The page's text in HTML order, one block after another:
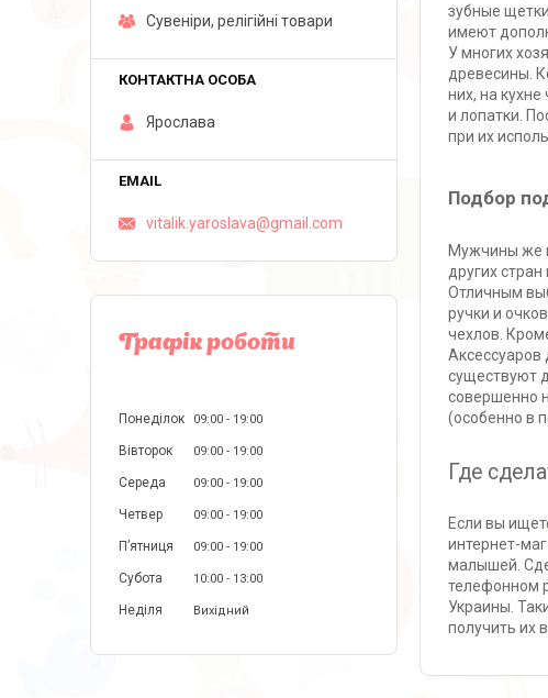
зубные
имеют
У многих
древесины.
них, на
и лопатки.
при их
Подбор
Мужчины же
других
Отличным
ручки и
чехлов.
существуют
совершенно
(особенно в
Где
Если вы
интернет-
малышей.
телефонном
Украины.
получить их
Сувеніри, релігійні товари
Ярослава
vitalik.yaroslava@gmail.com
Графік роботи
Понеділок 09:00 19:00
Вівторок 09:00 19:00
Середа 09:00 19:00
Четвер 09:00 19:00
Пʼятниця 09:00 19:00
Субота 10:00 13:00
Неділя Вихідний